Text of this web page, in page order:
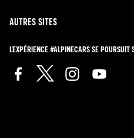
AUTRES SITES
L'EXPÉRIENCE #ALPINECARS SE POURSUIT